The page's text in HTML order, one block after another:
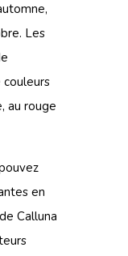
Les
au rouge
en
Calluna